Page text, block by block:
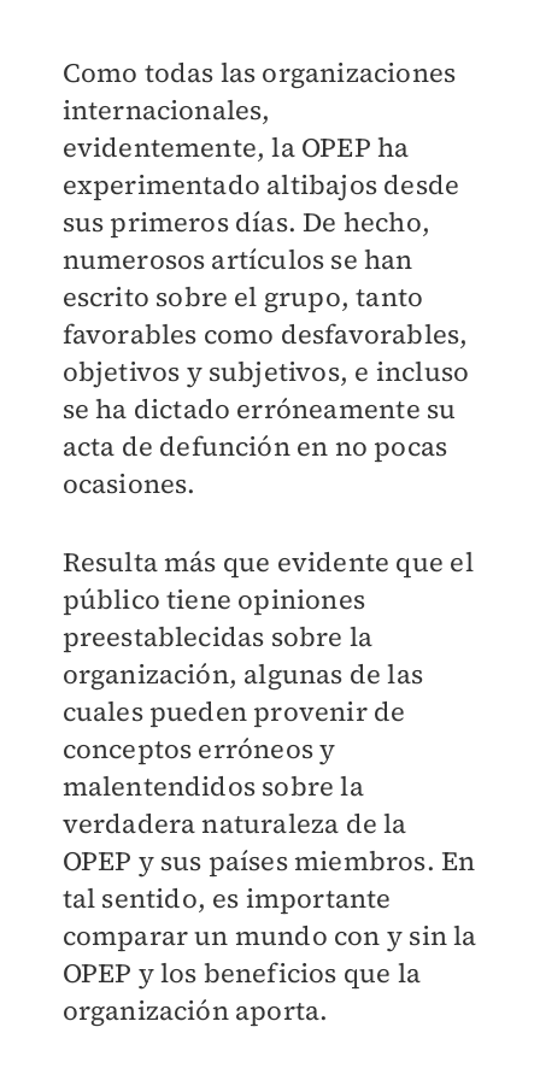
Como todas las organizaciones
internacionales,
evidentemente, la OPEP ha
experimentado altibajos desde
sus primeros días. De hecho,
numerosos artículos se han
escrito sobre el grupo, tanto
favorables como desfavorables,
objetivos y subjetivos, e incluso
se ha dictado erróneamente su
acta de defunción en no pocas
ocasiones.
Resulta más que evidente que el
público tiene opiniones
preestablecidas sobre la
organización, algunas de las
cuales pueden provenir de
conceptos erróneos y
malentendidos sobre la
verdadera naturaleza de la
OPEP y sus países miembros. En
tal sentido, es importante
comparar un mundo con y sin la
OPEP y los beneficios que la
organización aporta.